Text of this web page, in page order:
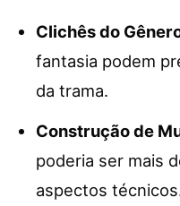
Clichês do
fantasia podem
da trama.
Construção de
poderia ser mais
aspectos